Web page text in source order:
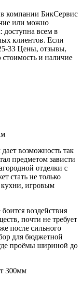
компании БикСервис
или можно
доступна всем в
клиентов. Если
33 Цены, отзывы,
и наличие
возможность так
предметом зависти
отделки с
стать не только
кухни, игровым
воздействия
почти не требует
после сильного
для бюджетной
проёмы шириной до
300мм